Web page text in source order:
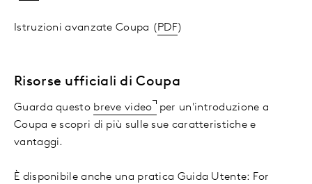
Istruzioni avanzate Coupa (PDF)
Risorse ufficiali di Coupa
Guarda questo breve video per un'introduzione a
Coupa e scopri di più sulle sue caratteristiche e
vantaggi.
È disponibile anche una pratica Guida Utente: For